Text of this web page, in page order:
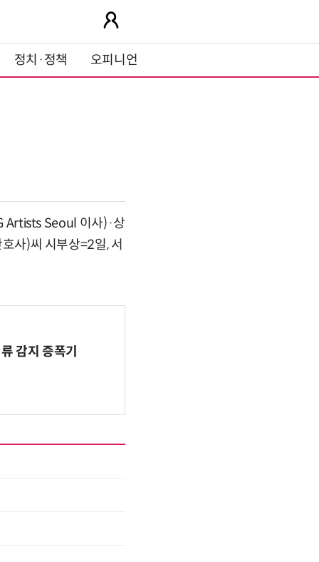
정치·정책 오피니언
Artists Seoul 이사)·상
사)씨 시부상=2일, 서
감지 증폭기